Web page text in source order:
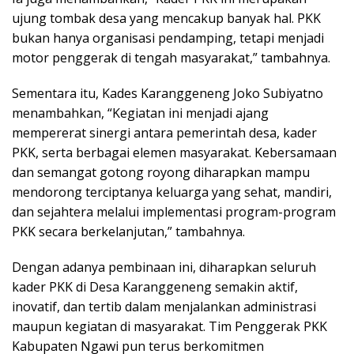
ujung tombak desa yang mencakup banyak hal. PKK
bukan hanya organisasi pendamping, tetapi menjadi
motor penggerak di tengah masyarakat,” tambahnya.
Sementara itu, Kades Karanggeneng Joko Subiyatno
menambahkan, “Kegiatan ini menjadi ajang
mempererat sinergi antara pemerintah desa, kader
PKK, serta berbagai elemen masyarakat. Kebersamaan
dan semangat gotong royong diharapkan mampu
mendorong terciptanya keluarga yang sehat, mandiri,
dan sejahtera melalui implementasi program-program
PKK secara berkelanjutan,” tambahnya.
Dengan adanya pembinaan ini, diharapkan seluruh
kader PKK di Desa Karanggeneng semakin aktif,
inovatif, dan tertib dalam menjalankan administrasi
maupun kegiatan di masyarakat. Tim Penggerak PKK
Kabupaten Ngawi pun terus berkomitmen